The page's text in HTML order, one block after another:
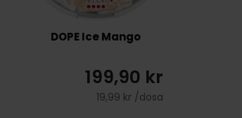
DOPE Ice Mango
199,90 kr
19,99 kr /dosa